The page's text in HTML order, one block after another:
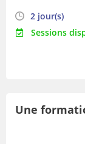
2 jour(s)
Sessions
Une